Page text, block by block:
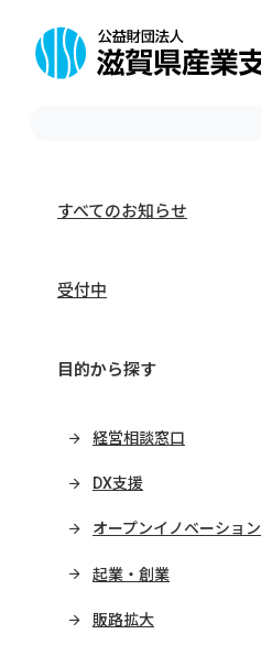
すべてのお知らせ
受付中
目的から探す
経営相談窓口
DX支援
オープンイノベーション
起業・創業
販路拡大